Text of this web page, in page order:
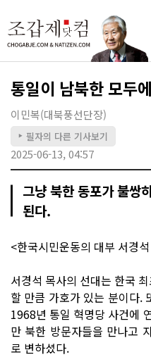
통일이 남북한 모두
이민복(대북풍선단장)
▶ 필자의 다른 기사보기
2025-06-13, 04:57
그냥 북한 동포가 불쌍
된다.
<한국시민운동의 대부 서경
서경석 목사의 선대는 한국
할 만큼 가호가 있는 분이다.
1968년 통일 혁명당 사건에
만 북한 방문자들을 만나고
로 변하셨다.